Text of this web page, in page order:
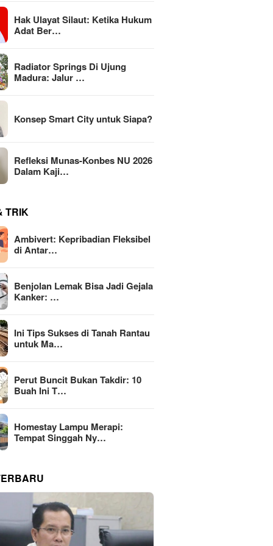
Hak Ulayat Silaut: Ketika Hukum
Adat Ber…
Radiator Springs Di Ujung
Madura: Jalur …
Konsep Smart City untuk Siapa?
Refleksi Munas-Konbes NU 2026
Dalam Kaji…
TRIK
Ambivert: Kepribadian Fleksibel
di Antar…
Benjolan Lemak Bisa Jadi Gejala
Kanker: …
Ini Tips Sukses di Tanah Rantau
untuk Ma…
Perut Buncit Bukan Takdir: 10
Buah Ini T…
Homestay Lampu Merapi:
Tempat Singgah Ny…